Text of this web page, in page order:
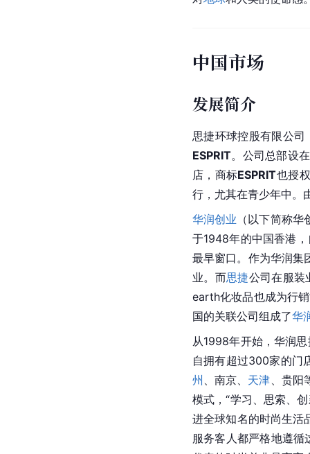
中国市场
发展简介
思捷环球控股有限公司
ESPRIT。公司总部设
店，商标ESPRIT也授
行，尤其在青少年中。
华润创业 （以下简称华
于1948年的中国香港
最早窗口。作为华润集
业。而思捷公司在服装
earth化妆品也成为行
国的关联公司组成了华
从1998年开始，华润
自拥有超过300家的门
州 、南京、 天津、 贵阳
模式，“学习、思索、
进全球知名的时尚生活
服务客人都严格地遵循